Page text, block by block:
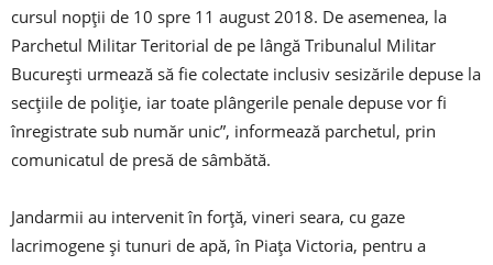
cursul nopţii de 10 spre 11 august 2018. De asemenea, la
Parchetul Militar Teritorial de pe lângă Tribunalul Militar
Bucureşti urmează să fie colectate inclusiv sesizările depuse la
secţiile de poliţie, iar toate plângerile penale depuse vor fi
înregistrate sub număr unic”, informează parchetul, prin
comunicatul de presă de sâmbătă.
Jandarmii au intervenit în forţă, vineri seara, cu gaze
lacrimogene şi tunuri de apă, în Piaţa Victoria, pentru a